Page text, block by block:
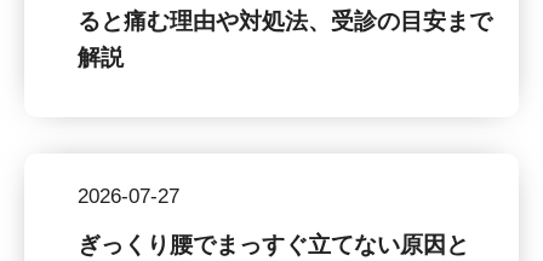
ると痛む理由や対処法、受診の目安まで
解説
2026-07-27
ぎっくり腰でまっすぐ立てない原因と